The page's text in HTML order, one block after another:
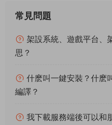
常見問題
架設系統、遊戲平台、
思？
什麽叫一鍵安裝？什麽
編譯？
我下載服務端後可以和